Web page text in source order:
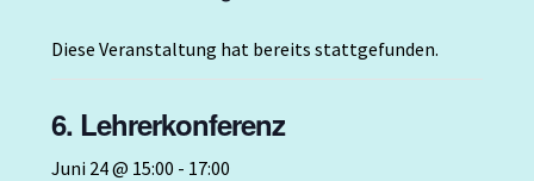
Datenschutzerklärung
Diese Veranstaltung hat bereits stattgefunden.
6. Lehrerkonferenz
Juni 24 @ 15:00 - 17:00